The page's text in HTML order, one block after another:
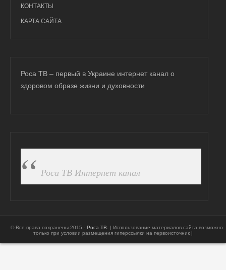
КОНТАКТЫ
КАРТА САЙТА
Роса ТВ – первый в Украине интернет канал о
здоровом образе жизни и духовности
ПОДПИСАТЬСЯ НА FB
Роса ТВ Интернет канал
© Все права сохранены 2015 - Роса ТВ . | Использование материалов сайта возможно
только при условии размещения гиперссылки на первоисточник |